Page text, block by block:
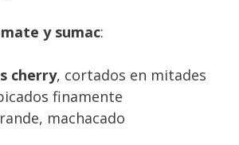
y sumac:
cherry, cortados en mitades
finamente
machacado